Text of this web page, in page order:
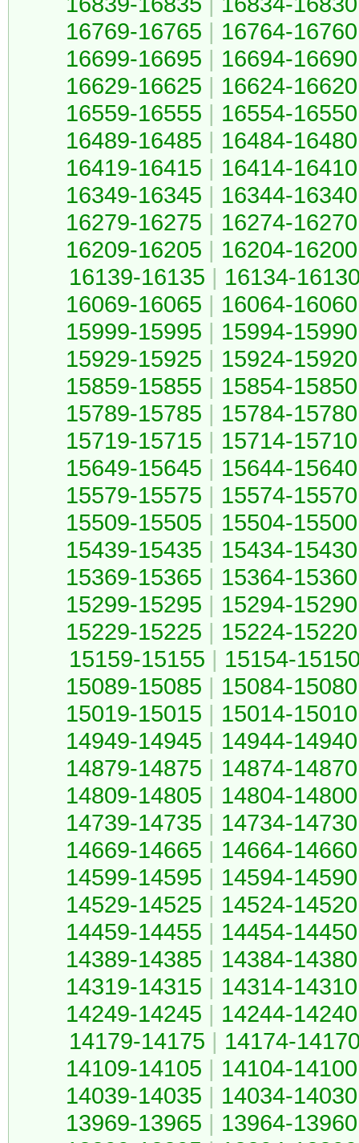
16769-16765 | 16764-16760
16699-16695 | 16694-16690
16629-16625 | 16624-16620
16559-16555 | 16554-16550
16489-16485 | 16484-16480
16419-16415 | 16414-16410
16349-16345 | 16344-16340
16279-16275 | 16274-16270
16209-16205 | 16204-16200
16139-16135 | 16134-
16069-16065 | 16064-16060
15999-15995 | 15994-15990
15929-15925 | 15924-15920
15859-15855 | 15854-15850
15789-15785 | 15784-15780
15719-15715 | 15714-15710
15649-15645 | 15644-15640
15579-15575 | 15574-15570
15509-15505 | 15504-15500
15439-15435 | 15434-15430
15369-15365 | 15364-15360
15299-15295 | 15294-15290
15229-15225 | 15224-15220
15159-15155 | 15154-
15089-15085 | 15084-15080
15019-15015 | 15014-15010
14949-14945 | 14944-14940
14879-14875 | 14874-14870
14809-14805 | 14804-14800
14739-14735 | 14734-14730
14669-14665 | 14664-14660
14599-14595 | 14594-14590
14529-14525 | 14524-14520
14459-14455 | 14454-14450
14389-14385 | 14384-14380
14319-14315 | 14314-14310
14249-14245 | 14244-14240
14179-14175 | 14174-
14109-14105 | 14104-14100
14039-14035 | 14034-14030
13969-13965 | 13964-13960